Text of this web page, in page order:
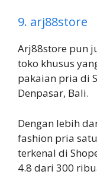
9. arj88store
Arj88store pun
toko khusus
pakaian pria di
Denpasar, Bali.
Dengan lebih
fashion pria
terkenal di
4.8 dari 300